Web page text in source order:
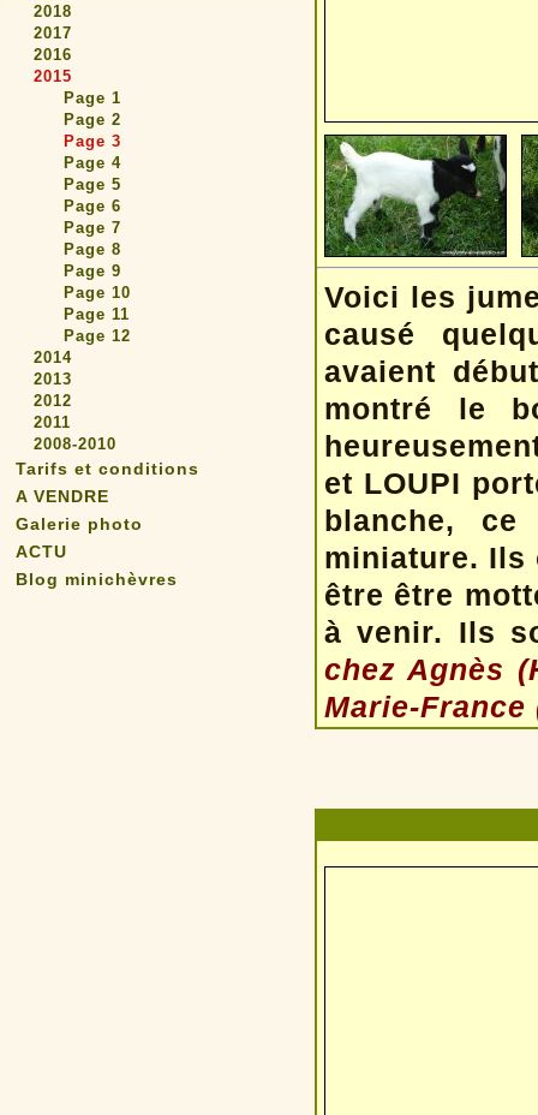
2018
2017
2016
2015
Page 1
Page 2
Page 3
Page 4
Page 5
Page 6
Page 7
Page 8
Page 9
Page 10
Page 11
Page 12
2014
2013
2012
2011
2008-2010
Tarifs et conditions
A VENDRE
Galerie photo
ACTU
Blog minichèvres
Voici les
causé
avaient
montré le
et LOUPI
blanche,
miniature. Ils
être être
à venir. Ils
chez Agnès
Marie-France